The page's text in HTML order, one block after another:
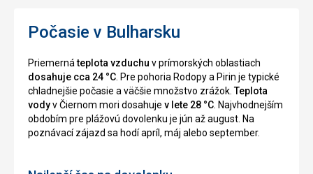
Počasie v Bulharsku
Priemernáteplota vzduchu v prímorských oblastiach
dosahuje cca 24 °C . Pre pohoria Rodopy a Pirin je typické
chladnejšie počasie a väčšie množstvo zrážok.Teplota
vodyv Čiernom mori dosahuje v lete 28 °C . Najvhodnejším
obdobím pre plážovú dovolenku je jún až august. Na
poznávací zájazd sa hodí apríl, máj alebo september.